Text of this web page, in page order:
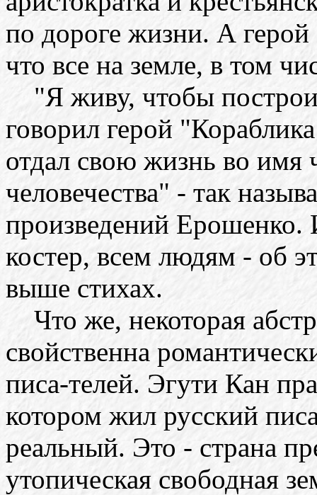
по дороге жизни. А герой
что все на земле, в том
"Я живу, чтобы
говорил герой
отдал свою жизнь во имя
человечества" - так
произведений Ерошенко.
костер, всем людям - об
выше стихах.
Что же, некоторая
свойственна
писа-телей. Эгути Кан
котором жил русский
реальный. Это - страна
утопическая свободная